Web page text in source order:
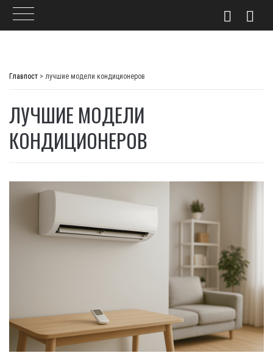
Главпост > лучшие модели кондиционеров
ЛУЧШИЕ МОДЕЛИ
КОНДИЦИОНЕРОВ